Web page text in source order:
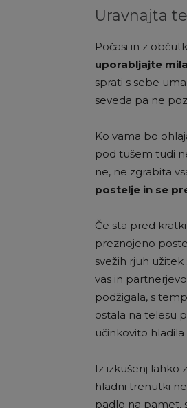
Uravnajta
Počasi in z
uporabljajte
sprati s sebe
seveda pa ne
Ko vama bo
pod tušem tudi
ne, ne zgrabita
postelje in se
Če sta pred
preznojeno
svežih rjuh
vas in
podžigala, s
ostala na telesu
učinkovito
Iz izkušenj lahko
hladni trenutki
padlo na pamet,